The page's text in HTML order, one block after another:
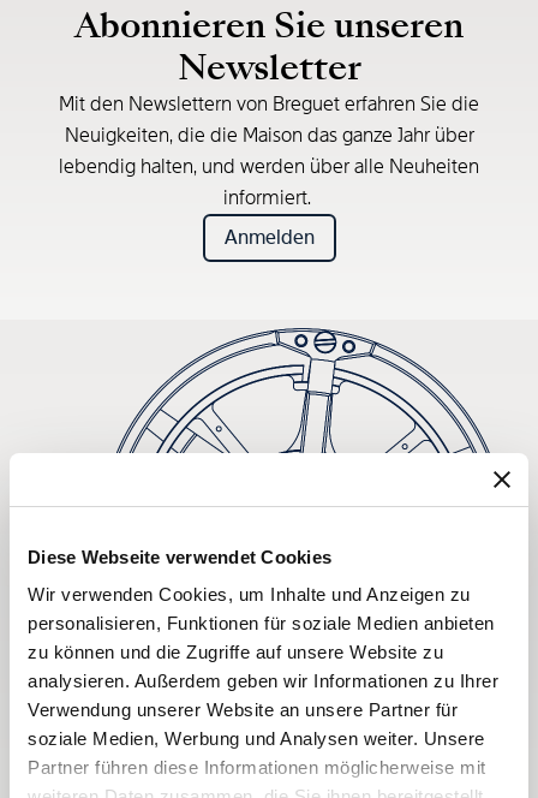
Diese Webseite verwendet Cookies
Wir verwenden Cookies, um Inhalte und Anzeigen zu
personalisieren, Funktionen für soziale Medien anbieten
zu können und die Zugriffe auf unsere Website zu
analysieren. Außerdem geben wir Informationen zu Ihrer
Verwendung unserer Website an unsere Partner für
soziale Medien, Werbung und Analysen weiter. Unsere
Partner führen diese Informationen möglicherweise mit
Abonnieren Sie unseren
Newsletter
Mit den Newslettern von Breguet erfahren Sie die
Neuigkeiten, die die Maison das ganze Jahr über
lebendig halten, und werden über alle Neuheiten
informiert.
Anmelden